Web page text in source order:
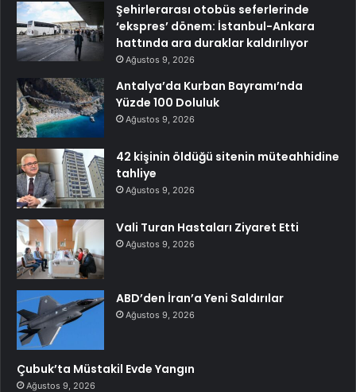
Şehirlerarası otobüs seferlerinde
‘ekspres’ dönem: İstanbul-Ankara
hattında ara duraklar kaldırılıyor
Ağustos 9, 2026
Antalya’da Kurban Bayramı’nda
Yüzde 100 Doluluk
Ağustos 9, 2026
42 kişinin öldüğü sitenin müteahhidine
tahliye
Ağustos 9, 2026
Vali Turan Hastaları Ziyaret Etti
Ağustos 9, 2026
ABD’den İran’a Yeni Saldırılar
Ağustos 9, 2026
Çubuk’ta Müstakil Evde Yangın
Ağustos 9, 2026